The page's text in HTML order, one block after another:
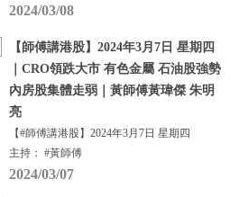
2024/03/08
【師傅講港股】2024年3月7日 星期四
｜CRO領跌大市 有色金屬 石油股強勢
內房股集體走弱｜黃師傅黃瑋傑 朱明
亮
【#師傅講港股】2024年3月7日 星期四
主持： #黃師傅
2024/03/07